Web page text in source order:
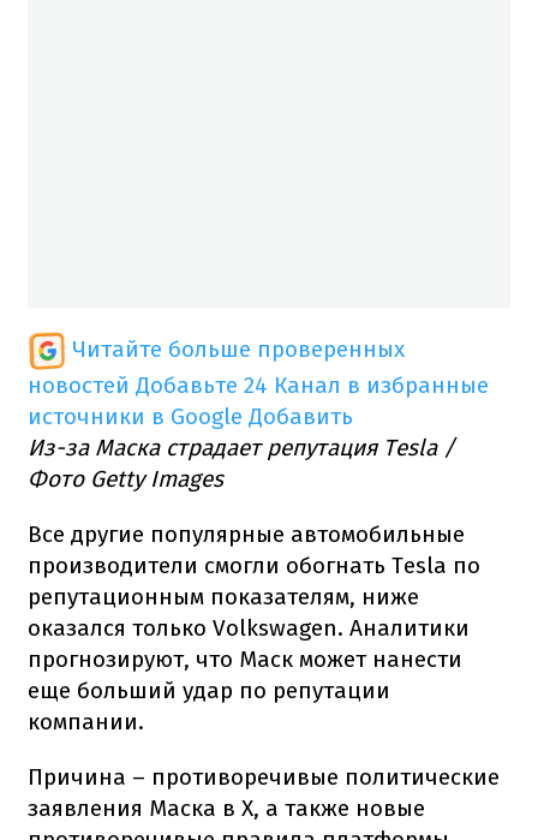
Читайте больше проверенных
новостей Добавьте 24 Канал в избранные
источники в Google Добавить
Из-за Маска страдает репутация Tesla /
Фото Getty Images
Все другие популярные автомобильные
производители смогли обогнать Tesla по
репутационным показателям, ниже
оказался только Volkswagen. Аналитики
прогнозируют, что Маск может нанести
еще больший удар по репутации
компании.
Причина – противоречивые политические
заявления Маска в Х, а также новые